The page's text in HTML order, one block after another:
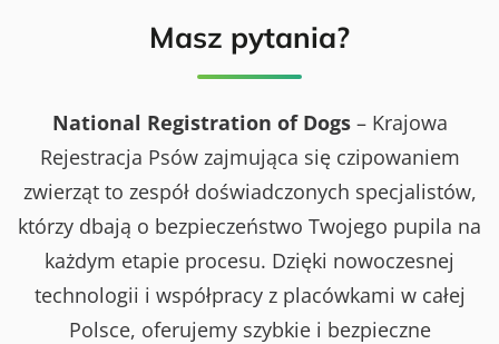
Masz pytania?
National Registration of Dogs– Krajowa
Rejestracja Psów zajmująca się czipowaniem
zwierząt to zespół doświadczonych specjalistów,
którzy dbają o bezpieczeństwo Twojego pupila na
każdym etapie procesu. Dzięki nowoczesnej
technologii i współpracy z placówkami w całej
Polsce, oferujemy szybkie i bezpieczne